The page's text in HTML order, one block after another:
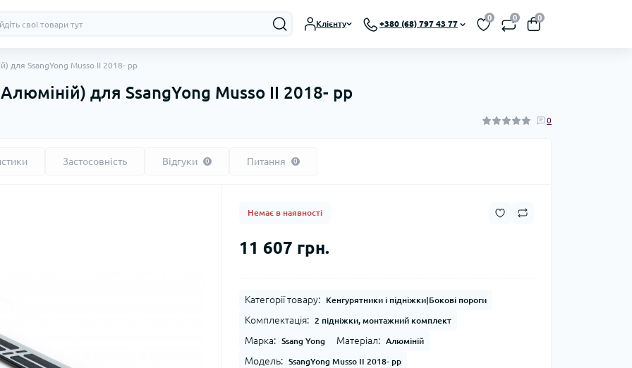
Клієнту +380 (68) 797 43 77
0 0 0
для SsangYong Musso ІІ 2018- рр
для SsangYong Musso ІІ 2018- рр
0
Застосовність Відгуки 0 Питання 0
Немає в наявності
11 607 грн.
Категорії товару: Кенгурятники і підніжки|Бокові пороги
Комплектація: 2 підніжки, монтажний комплект
Марка: Ssang Yong Матеріал: Алюміній
Модель: SsangYong Musso ІІ 2018- рр